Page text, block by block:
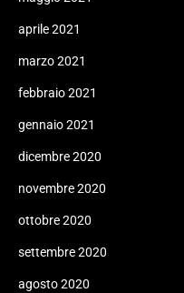
aprile 2021
marzo 2021
febbraio 2021
gennaio 2021
dicembre 2020
novembre 2020
ottobre 2020
settembre 2020
agosto 2020